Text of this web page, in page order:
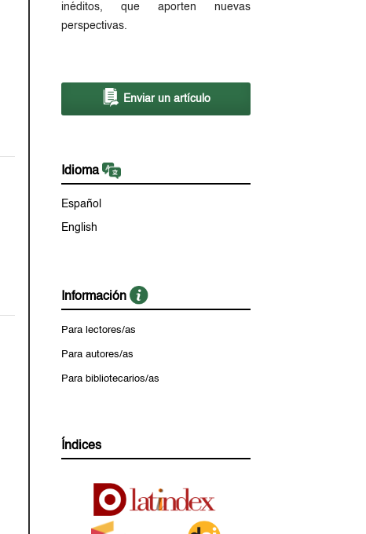
inéditos, que aporten nuevas
perspectivas.
Enviar un artículo
Idioma
Español
English
Información
Para lectores/as
Para autores/as
Para bibliotecarios/as
Índices